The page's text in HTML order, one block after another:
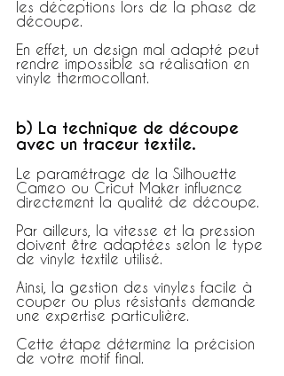
les déceptions lors de la phase de
découpe.
En effet, un design mal adapté peut
rendre impossible sa réalisation en
vinyle thermocollant.
b) La technique de découpe
avec un traceur textile.
Le paramétrage de la Silhouette
Cameo ou Cricut Maker influence
directement la qualité de découpe.
Par ailleurs, la vitesse et la pression
doivent être adaptées selon le type
de vinyle textile utilisé.
Ainsi, la gestion des vinyles facile à
couper ou plus résistants demande
une expertise particulière.
Cette étape détermine la précision
de votre motif final.